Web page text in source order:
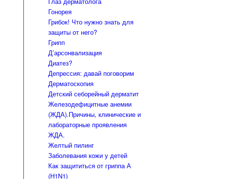
Гонорея
Грибок! Что нужно знать для
защиты от него?
Грипп
Д’арсонвализация
Диатез?
Депрессия: давай поговорим
Дерматоскопия
Детский себорейный дерматит
Железодефицитные анемии
(ЖДА).Причины, клинические и
лабораторные проявления
ЖДА.
Желтый пилинг
Заболевания кожи у детей
Как защититься от гриппа А
(H1N1)